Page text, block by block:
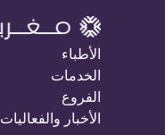
الأطباء
الخدمات
الفروع
الأخبار والفعاليات